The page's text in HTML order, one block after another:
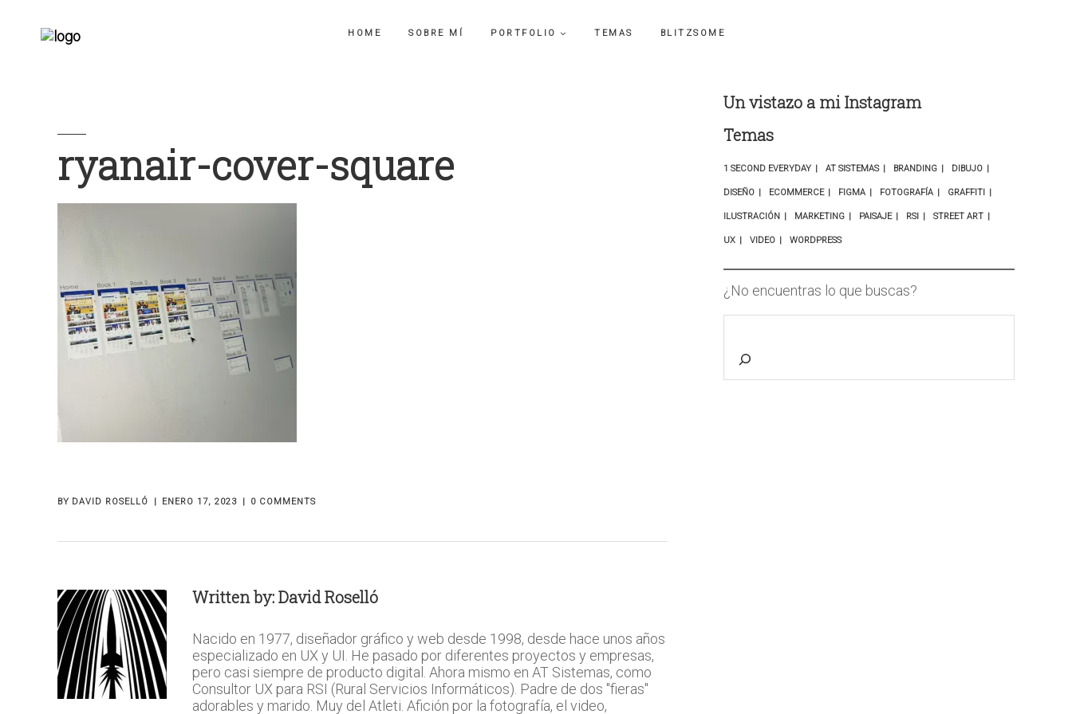
HOME SOBRE MÍ PORTFOLIO TEMAS BLITZSOME
ryanair-cover-square
BY DAVID ROSELLÓ ENERO 17, 2023 0 COMMENTS
Written by:David Roselló
Nacido en 1977, diseñador gráfico y web desde 1998, desde hace unos años
especializado en UX y UI. He pasado por diferentes proyectos y empresas,
pero casi siempre de producto digital. Ahora mismo en AT Sistemas, como
Consultor UX para RSI (Rural Servicios Informáticos). Padre de dos "fieras"
adorables y marido. Muy del Atleti. Afición por la fotografía, el video,
Un vistazo a mi Instagram
Temas
1 SECOND EVERYDAY AT SISTEMAS BRANDING DIBUJO
DISEÑO ECOMMERCE FIGMA FOTOGRAFÍA GRAFFITI
ILUSTRACIÓN MARKETING PAISAJE RSI STREET ART
UX VIDEO WORDPRESS
¿No encuentras lo que buscas?